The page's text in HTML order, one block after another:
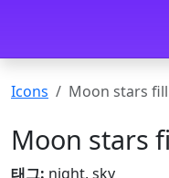
Icons Moon stars fill
Moon stars
태그: night, sky